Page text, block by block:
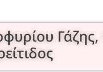
Γάζης,